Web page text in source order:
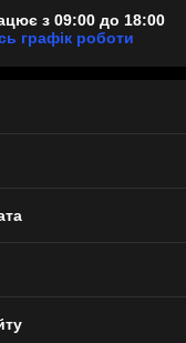
з 09:00 до 18:00
графік роботи